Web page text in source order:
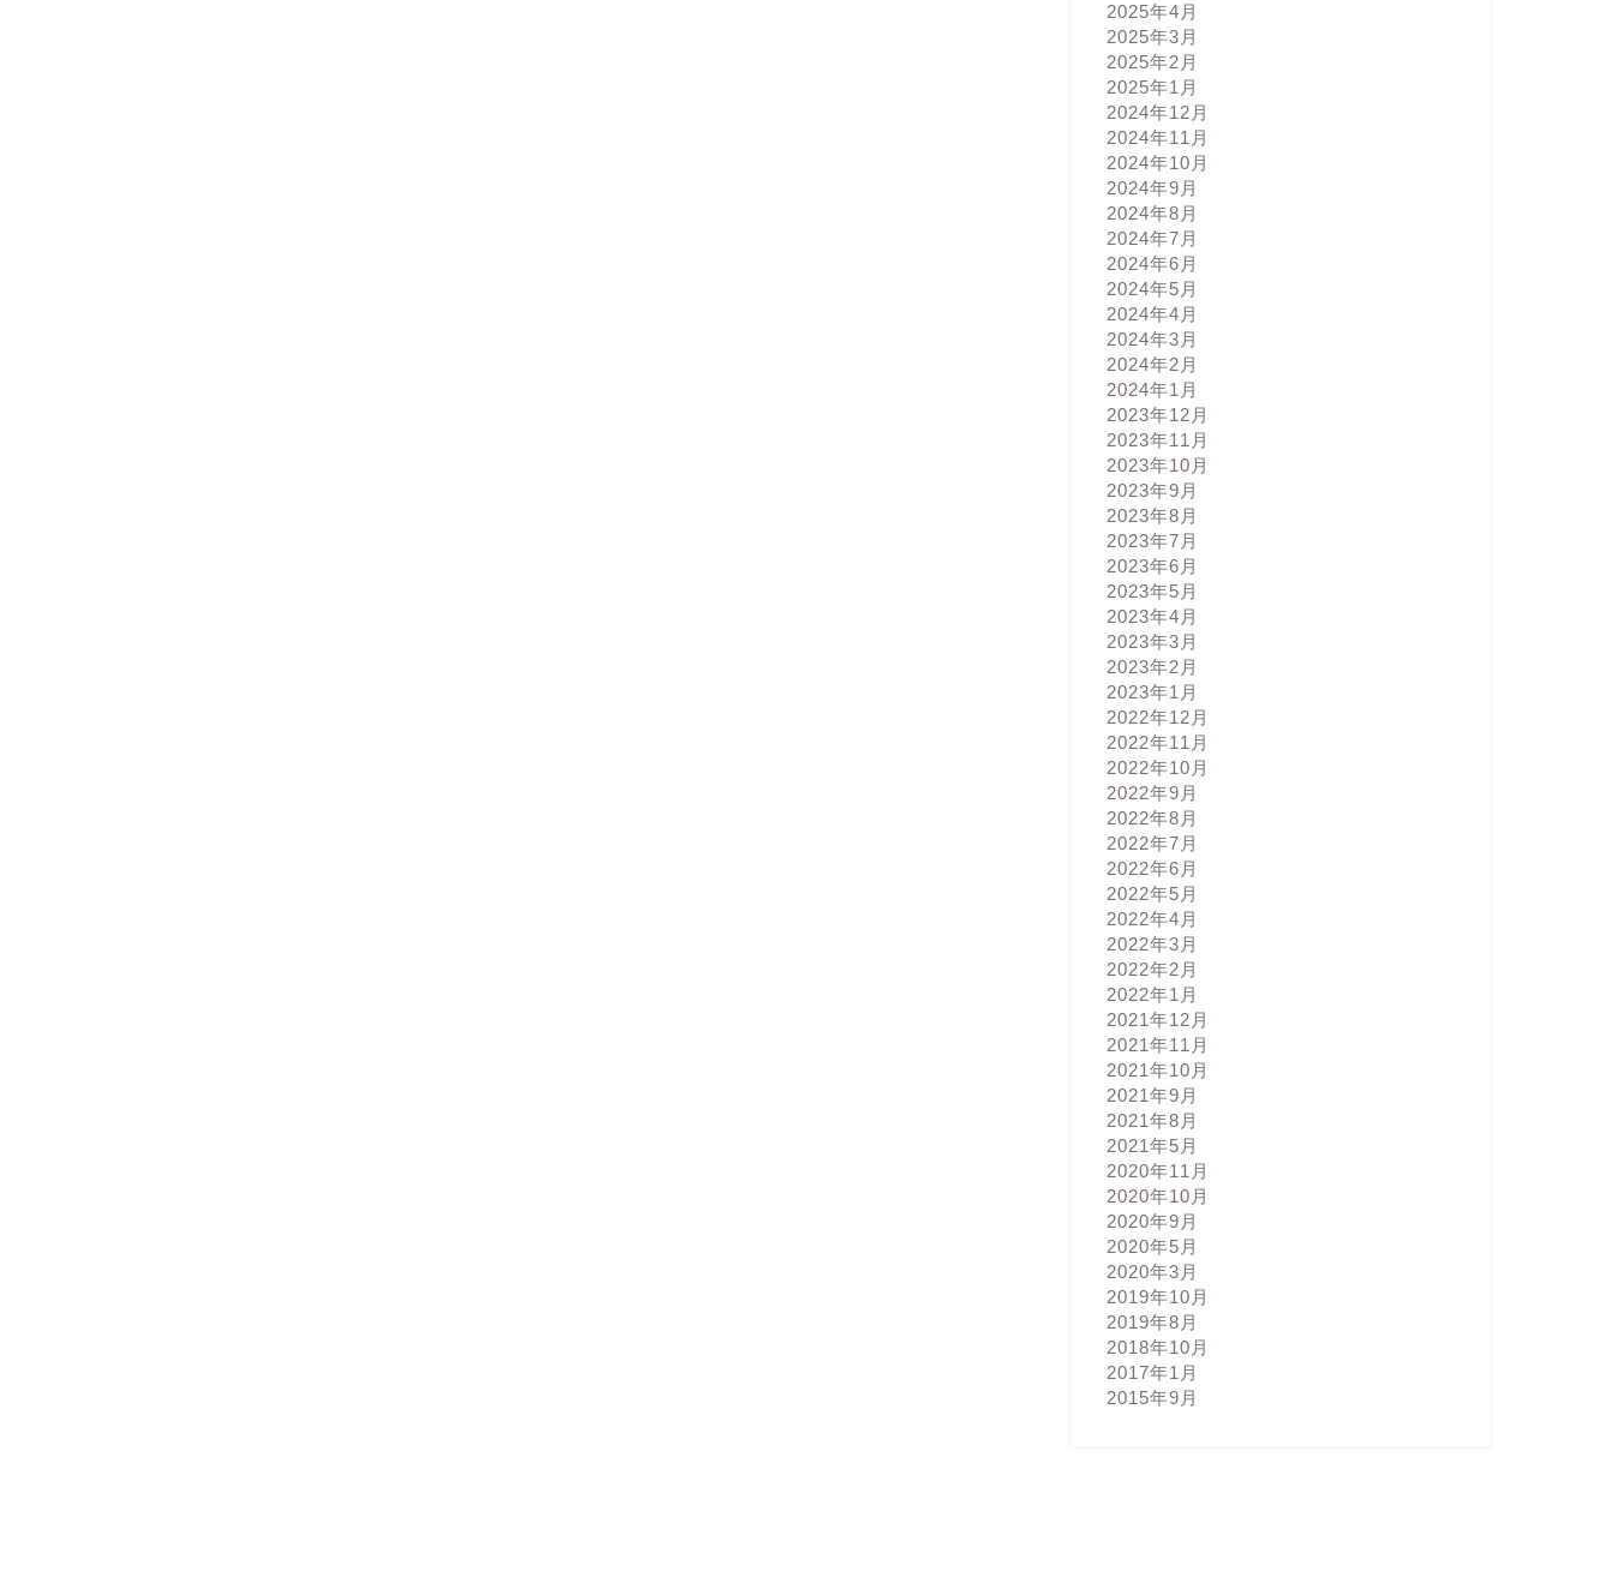
2025年4月
2025年3月
2025年2月
2025年1月
2024年12月
2024年11月
2024年10月
2024年9月
2024年8月
2024年7月
2024年6月
2024年5月
2024年4月
2024年3月
2024年2月
2024年1月
2023年12月
2023年11月
2023年10月
2023年9月
2023年8月
2023年7月
2023年6月
2023年5月
2023年4月
2023年3月
2023年2月
2023年1月
2022年12月
2022年11月
2022年10月
2022年9月
2022年8月
2022年7月
2022年6月
2022年5月
2022年4月
2022年3月
2022年2月
2022年1月
2021年12月
2021年11月
2021年10月
2021年9月
2021年8月
2021年5月
2020年11月
2020年10月
2020年9月
2020年5月
2020年3月
2019年10月
2019年8月
2018年10月
2017年1月
2015年9月